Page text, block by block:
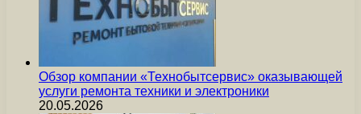
Обзор компании «Технобытсервис» оказывающей
услуги ремонта техники и электроники
20.05.2026